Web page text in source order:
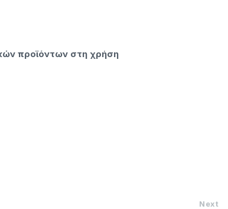
προϊόντων στη χρήση
Next